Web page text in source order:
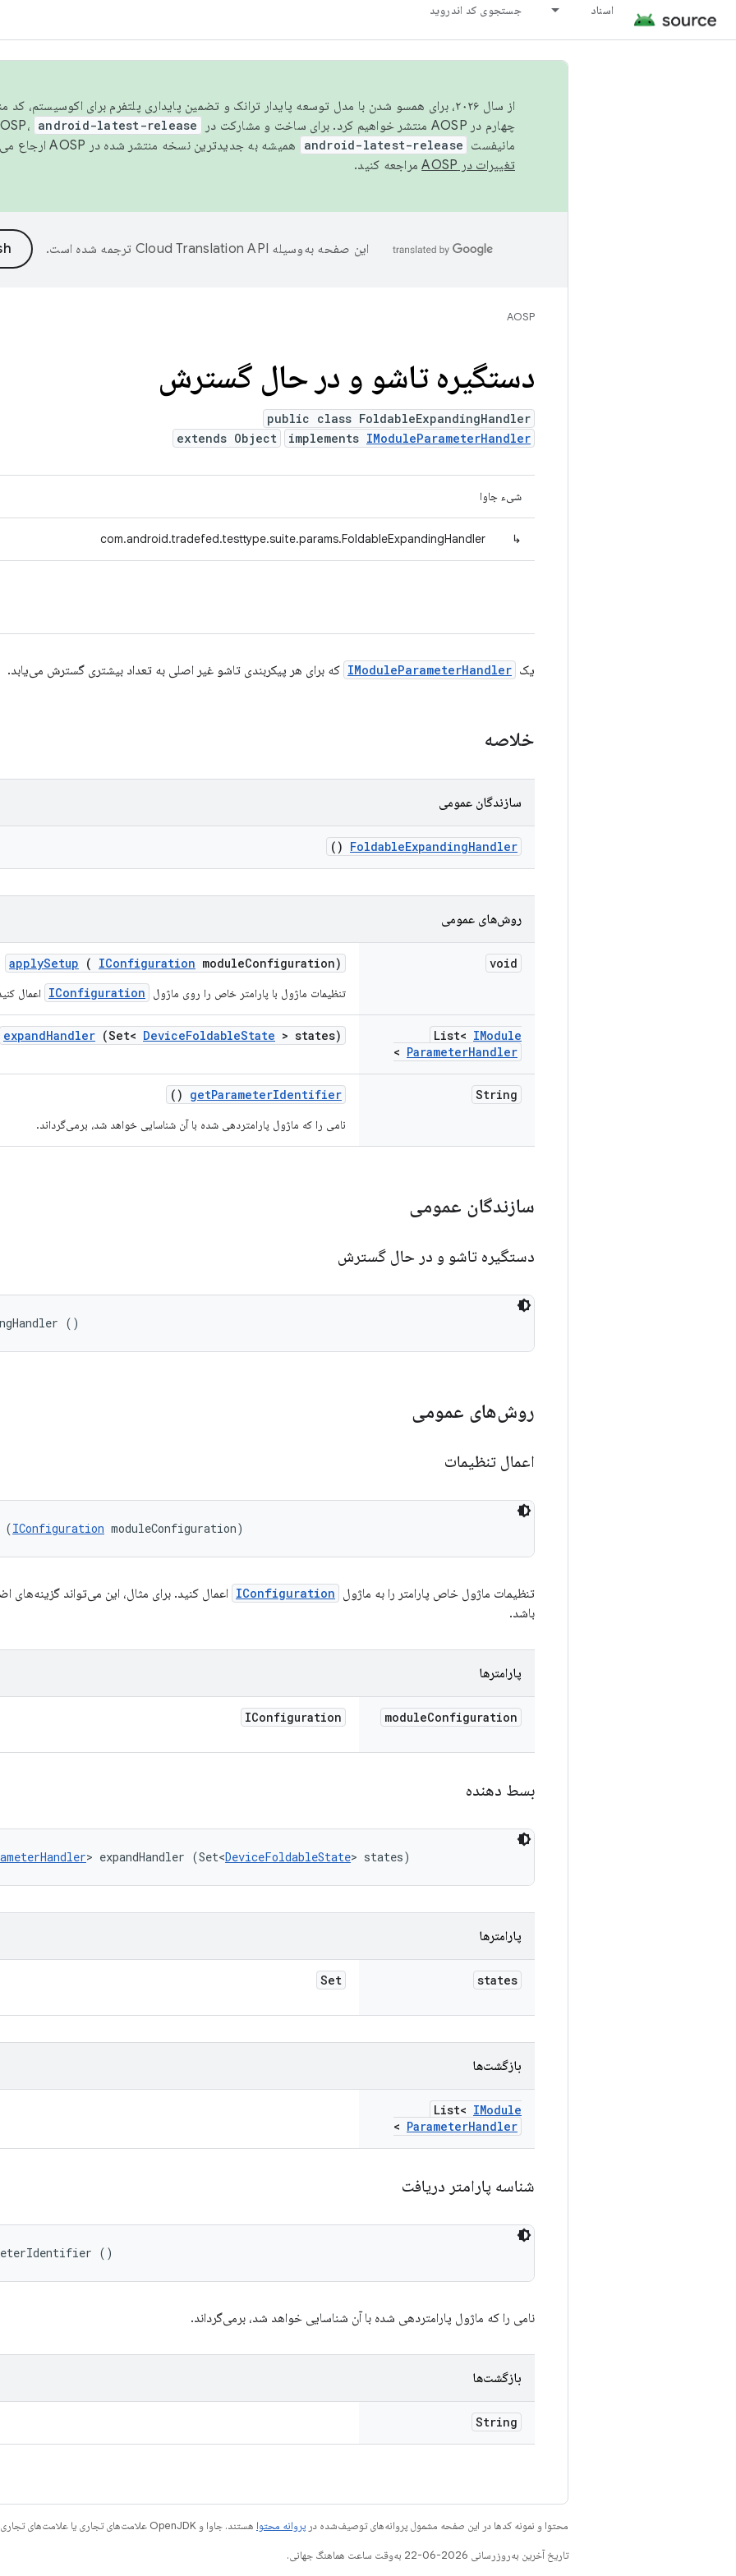
اسناد جستجوی کد اندروید
از سال ۲۰۲۶، برای همسو شدن با مدل توسعه پایدار ترانک و تضمین پایداری پلتفرم برای اکوسیستم،
چهارم در AOSP منتشر خواهیم کرد. برای ساخت و مشارکت در AOSP،
android-latest-release
مانیفست android-latest-release
همیشه به جدیدترین نسخه منتشر شده در AOSP ارجاع می‌دهد. برای اطلاعات بیشتر، به
تغییرات در AOSP
مراجعه کنید.
این صفحه به‌وسیله ترجمه شده است.
AOSP
دستگیره تاشو و در حال گسترش
public class FoldableExpandingHandler
extends Object
implements IModuleParameterHandler
شیء جاوا
↳
com.android.tradefed.testtype.suite.params.FoldableExpandingHandler
یک IModuleParameterHandler که برای هر پیکربندی تاشو غیر اصلی به تعداد بیشتری گسترش می‌یابد.
خلاصه
سازندگان عمومی
FoldableExpandingHandler
()
روش‌های عمومی
void
applySetup ( IConfiguration moduleConfiguration)
تنظیمات ماژول با پارامتر خاص را روی ماژول IConfiguration اعمال
List< IModule
ParameterHandler
>
expandHandler (Set< DeviceFoldableState > states)
String
getParameterIdentifier
()
نامی را که ماژول پارامتردهی شده با آن شناسایی خواهد شد، برمی‌گرداند.
سازندگان عمومی
دستگیره تاشو و در حال گسترش
()
روش‌های عمومی
اعمال تنظیمات
(IConfiguration moduleConfiguration)
تنظیمات ماژول خاص پارامتر را به ماژول IConfiguration اعمال کنید. برای مثال، این می‌تواند گزینه‌های
باشد.
پارامترها
moduleConfiguration
IConfiguration
بسط دهنده
> expandHandler (Set<DeviceFoldableState> states)
پارامترها
states
Set
بازگشت‌ها
List< IModule
ParameterHandler
>
شناسه پارامتر دریافت
()
نامی را که ماژول پارامتردهی شده با آن شناسایی خواهد شد، برمی‌گرداند.
بازگشت‌ها
String
محتوا و نمونه کدها در این صفحه مشمول پروانه‌های توصیف‌شده در پروانه محتوا هستند. جاوا و OpenJDK علامت‌های تجاری یا علامت‌های تجاری ثبت‌شده Oracle و/یا وابسته‌های آن هستند.
تاریخ آخرین به‌روزرسانی 2026-06-22 به‌وقت ساعت هماهنگ جهانی.